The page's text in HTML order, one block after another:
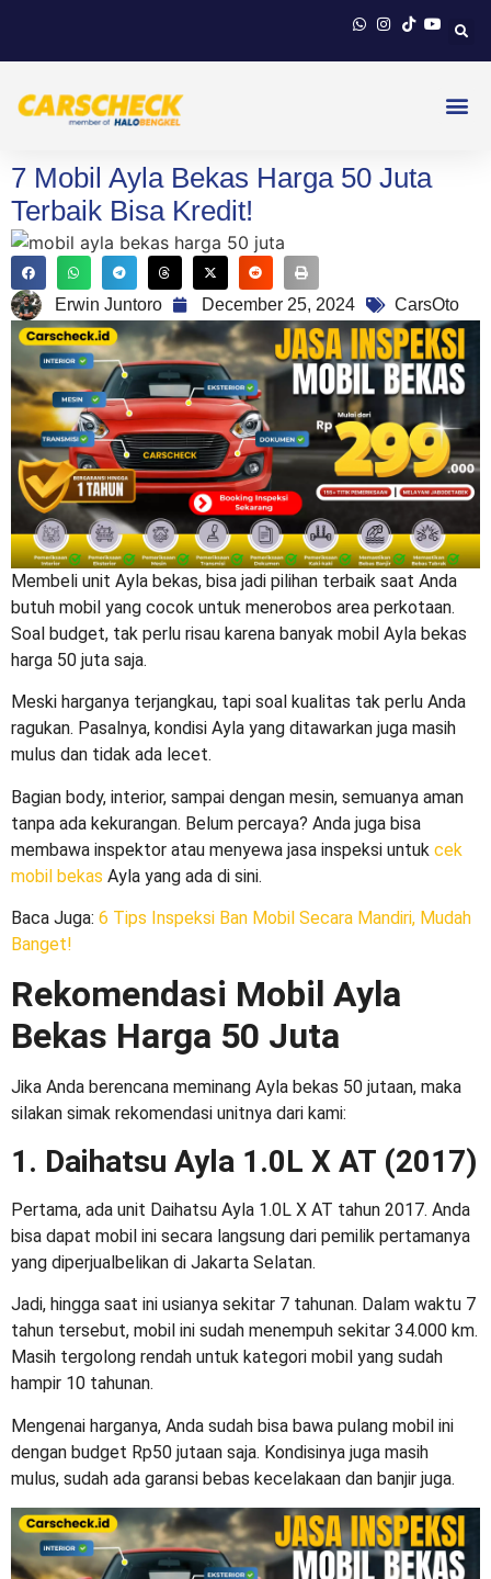
7 Mobil Ayla Bekas Harga 50 Juta
Terbaik Bisa Kredit!
Erwin Juntoro December 25, 2024 CarsOto
Membeli unit Ayla bekas, bisa jadi pilihan terbaik saat Anda
butuh mobil yang cocok untuk menerobos area perkotaan.
Soal budget, tak perlu risau karena banyak mobil Ayla bekas
harga 50 juta saja.
Meski harganya terjangkau, tapi soal kualitas tak perlu Anda
ragukan. Pasalnya, kondisi Ayla yang ditawarkan juga masih
mulus dan tidak ada lecet.
Bagian body, interior, sampai dengan mesin, semuanya aman
tanpa ada kekurangan. Belum percaya? Anda juga bisa
membawa inspektor atau menyewa jasa inspeksi untuk cek
mobil bekas Ayla yang ada di sini.
Baca Juga: 6 Tips Inspeksi Ban Mobil Secara Mandiri, Mudah
Banget!
Rekomendasi Mobil Ayla
Bekas Harga 50 Juta
Jika Anda berencana meminang Ayla bekas 50 jutaan, maka
silakan simak rekomendasi unitnya dari kami:
1. Daihatsu Ayla 1.0L X AT (2017)
Pertama, ada unit Daihatsu Ayla 1.0L X AT tahun 2017. Anda
bisa dapat mobil ini secara langsung dari pemilik pertamanya
yang diperjualbelikan di Jakarta Selatan.
Jadi, hingga saat ini usianya sekitar 7 tahunan. Dalam waktu 7
tahun tersebut, mobil ini sudah menempuh sekitar 34.000 km.
Masih tergolong rendah untuk kategori mobil yang sudah
hampir 10 tahunan.
Mengenai harganya, Anda sudah bisa bawa pulang mobil ini
dengan budget Rp50 jutaan saja. Kondisinya juga masih
mulus, sudah ada garansi bebas kecelakaan dan banjir juga.